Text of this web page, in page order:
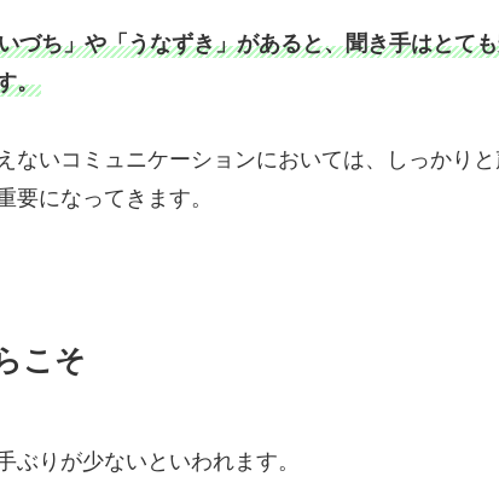
づち」や「うなずき」があると、聞き手はとて
。
ないコミュニケーションにおいては、しっかりと
要になってきます。
こそ
ぶりが少ないといわれます。